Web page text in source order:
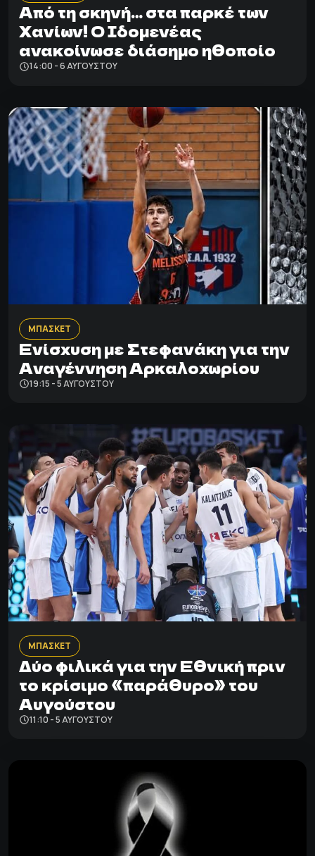
Από τη σκηνή… στα παρκέ των
Χανίων! Ο Ιδομενέας
ανακοίνωσε διάσημο ηθοποίο
14:00 - 6 ΑΥΓΟΎΣΤΟΥ
ΜΠΑΣΚΕΤ
Ενίσχυση με Στεφανάκη για την
Αναγέννηση Αρκαλοχωρίου
19:15 - 5 ΑΥΓΟΎΣΤΟΥ
ΜΠΑΣΚΕΤ
Δύο φιλικά για την Εθνική πριν
το κρίσιμο «παράθυρο» του
Αυγούστου
11:10 - 5 ΑΥΓΟΎΣΤΟΥ